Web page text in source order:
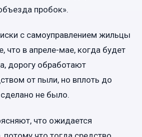
пробок».
с самоуправлением жильцы
что в апреле-мае, когда будет
дорогу обработают
от пыли, но вплоть до
не было.
что ожидается